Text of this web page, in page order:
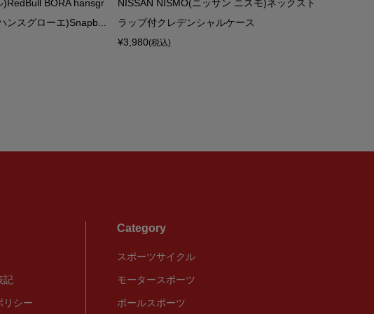
BORA hansgr
ンスグローエ)Snapb...
NISSAN NISMO(ニッサン ニスモ)ネックスト
ラップ付クレデンシャルケース
¥3,980(税込)
記
リシー
Category
スポーツサイクル
モータースポーツ
ボールスポーツ